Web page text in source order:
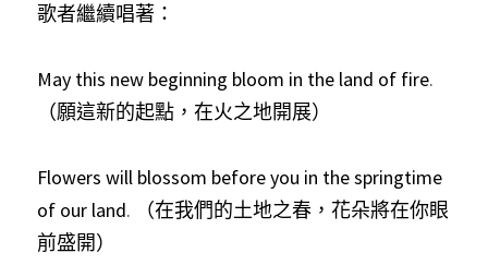
歌者繼續唱著：
May this new beginning bloom in the land of fire.
（願這新的起點，在火之地開展）
Flowers will blossom before you in the springtime
of our land. （在我們的土地之春，花朵將在你眼
前盛開）